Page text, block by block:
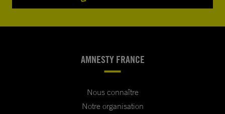
AMNESTY FRANCE
Nous connaître
Notre organisation